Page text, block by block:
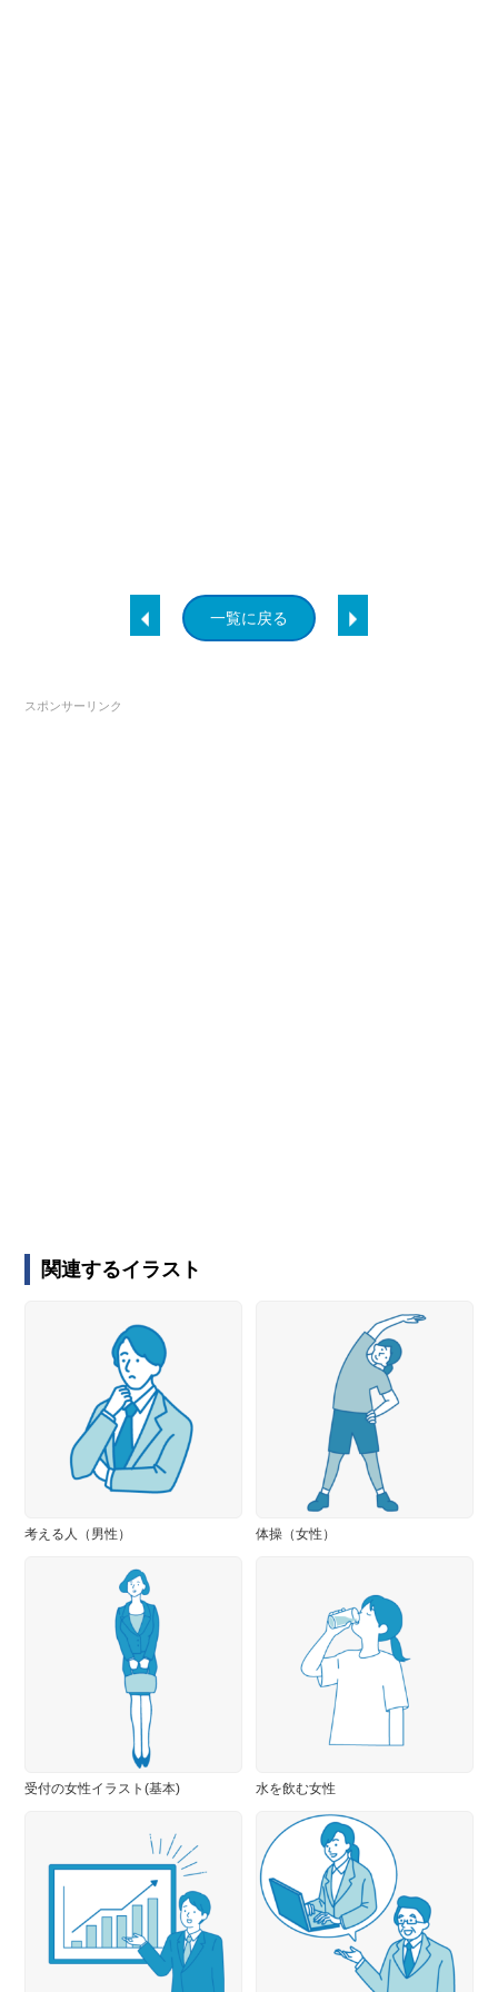
一覧に戻る
スポンサーリンク
関連するイラスト
考える人（男性） 体操（女性）
受付の女性イラスト(基本) 水を飲む女性